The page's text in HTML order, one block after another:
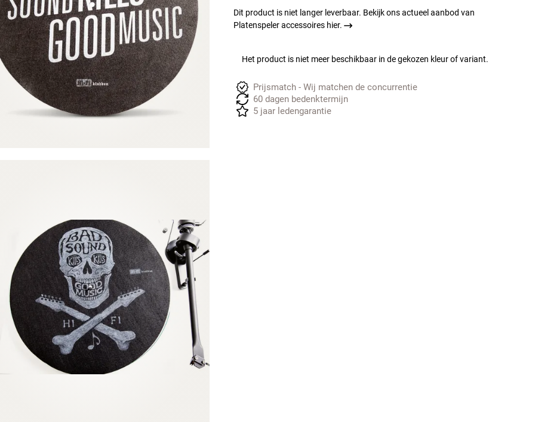
Dit product is niet langer leverbaar. Bekijk ons actueel aanbod van
Platenspeler accessoires hier.
Het product is niet meer beschikbaar in de gekozen kleur of variant.
Prijsmatch - Wij matchen de concurrentie
60 dagen bedenktermijn
5 jaar ledengarantie